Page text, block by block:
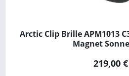
Arctic Clip Brille APM1013
Magnet
219,00 €